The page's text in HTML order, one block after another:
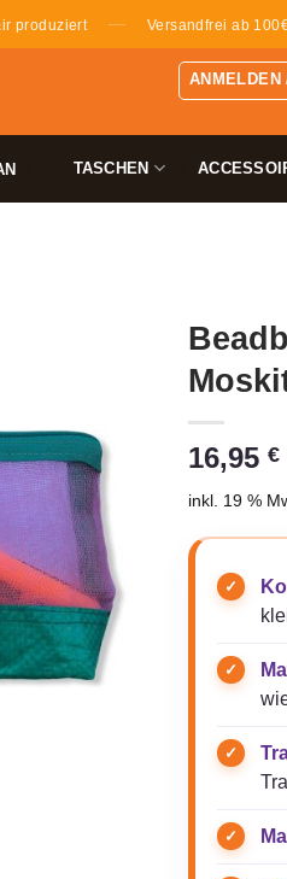
produziert — Versandfrei ab
ANMELDEN
TASCHEN
16,95 €
inkl. 19 %